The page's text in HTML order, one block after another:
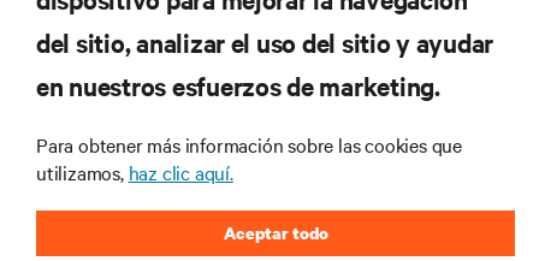
RECURSOS
CORPORATIVO
del sitio, analizar el uso del sitio y ayudar
en nuestros esfuerzos de marketing.
Para obtener más información sobre las cookies que
utilizamos, haz clic aquí.
Aceptar todo